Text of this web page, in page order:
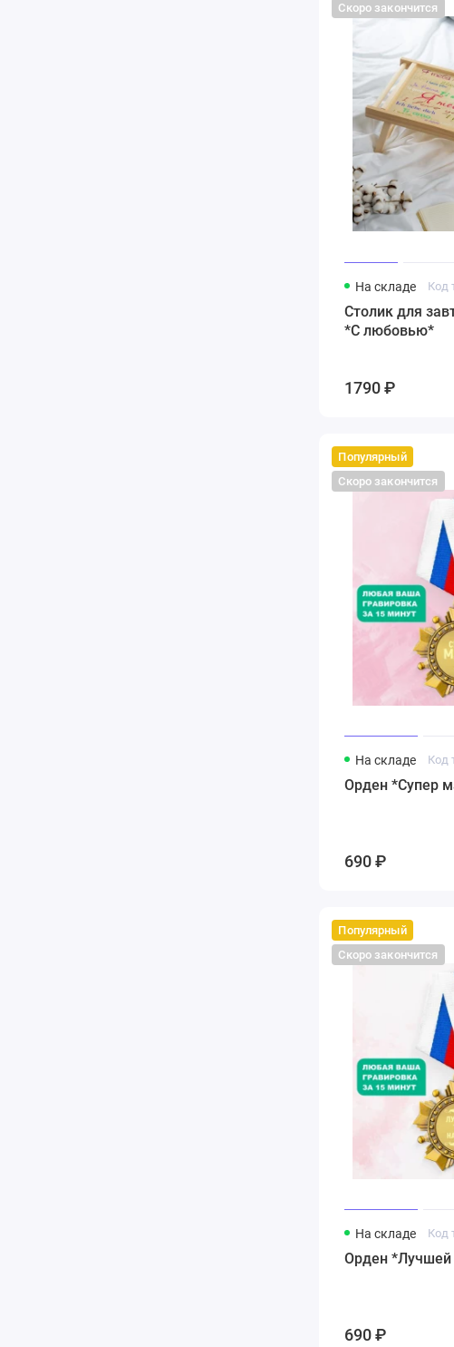
Скоро закончится
На складе Код
Столик для
*С любовью*
1790 ₽
Популярный
Скоро закончится
На складе Код
Орден *Супер
690 ₽
Популярный
Скоро закончится
На складе Код
Орден *Лучшей
690 ₽